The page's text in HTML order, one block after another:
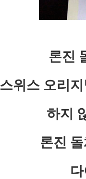
론진
스위스 오리
하지
론진